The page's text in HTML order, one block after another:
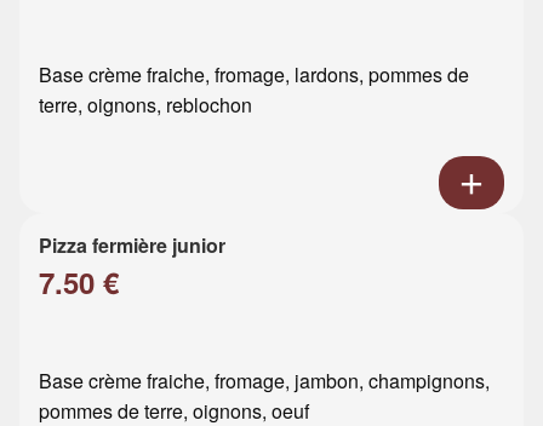
Base crème fraiche, fromage, lardons, pommes de
terre, oignons, reblochon
Pizza fermière junior
7.50 €
Base crème fraiche, fromage, jambon, champignons,
pommes de terre, oignons, oeuf